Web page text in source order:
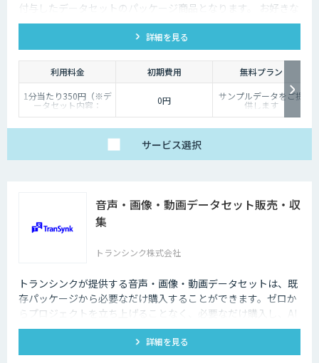
付与したデータセットのパッケージ商品となります。 お好きな
発話カテゴリよりお買い求めいただけます。
詳細を見る
利用料金 初期費用
無料プラン
1分当たり350円（※デ
ータセット内容：
wav/txt/eaf）
0円 サンプルデータをご提
供します
サービス選択
音声・画像・動画データセット販売・収
集
トランシンク株式会社
トランシンクが提供する音声・画像・動画データセットは、既
存パッケージから必要なだけ購入することができます。ゼロか
らプロジェクトを立ち上げることなく、必要なだけ購入し、AI
モデルの開発ができます。
詳細を見る